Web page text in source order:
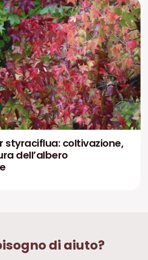
styraciflua: coltivazione,
dell’albero
di aiuto?